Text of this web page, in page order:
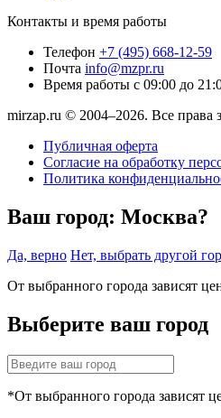
Контакты и время работы
Телефон +7 (495) 668-12-59
Почта info@mzpr.ru
Время работы с 09:00 до
mirzap.ru © 2004–2026. Все
Публичная оферта
Согласие на обработку
Политика
Ваш город: Москва?
Да, верно Нет, выбрать другой
От выбранного города зависят
Выберите ваш город
*От выбранного города зависят